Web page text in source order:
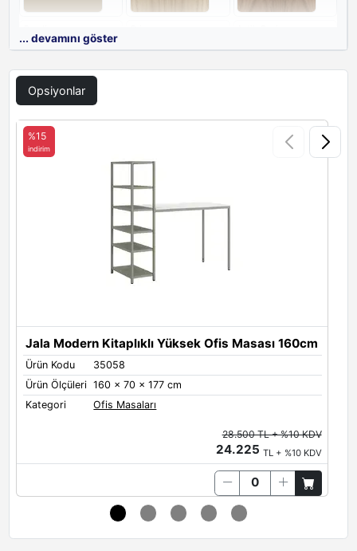
Siyah
Beyaz
Metal Renkleri
Metal Renkleri - Ayak ve Raf
Black White Grey
Antrasit Limestone Quartz
... devamını göster
Opsiyonlar
Jala Modern Kitaplıklı Yüksek Ofis Masası 160cm
Ürün Kodu
35058
Ürün Ölçüleri 160 x 70 x 177 cm
Kategori
Ofis Masaları
%15
indirim
28.500 TL + %10 KDV
24.225 TL + %10 KDV